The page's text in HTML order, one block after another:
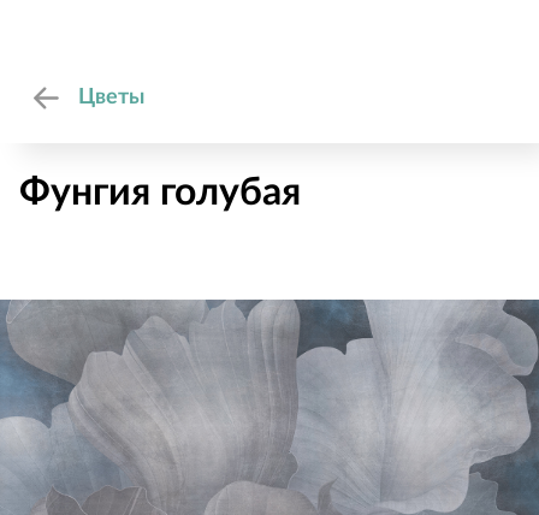
Цветы
Фунгия голубая